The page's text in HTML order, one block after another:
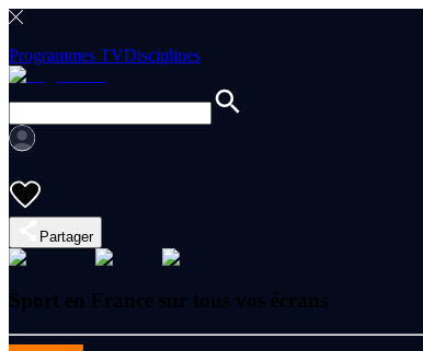
Programmes TVDisciplines
Partager
Sport en France sur tous vos écrans